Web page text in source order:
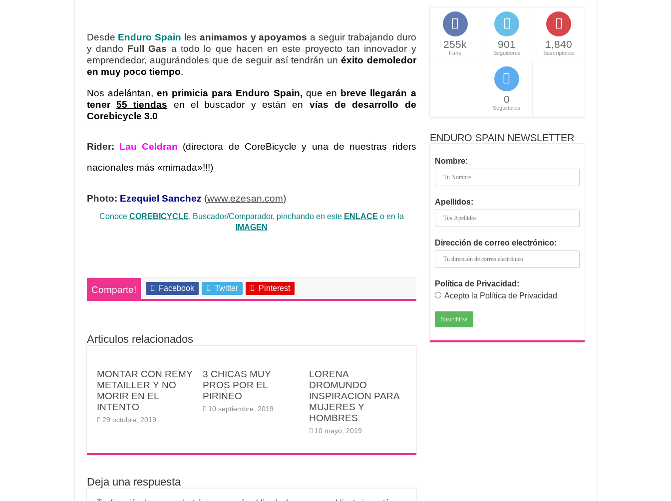
Desde Enduro Spain les animamos y apoyamos a seguir trabajando duro
y dando Full Gas a todo lo que hacen en este proyecto tan innovador y
emprendedor, augurándoles que de seguir así tendrán unéxito demoledor
en muy poco tiempo.
Nos adelántan, en primicia para Enduro Spain, que en breve llegarán a
tener 55 tiendas en el buscador y están en vías de desarrollo de
Corebicycle 3.0
Rider: Lau Celdran (directora de CoreBicycle y una de nuestras riders
nacionales más «mimada»!!!)
Photo: Ezequiel Sanchez (www.ezesan.com)
Conoce COREBICYCLE, Buscador/Comparador, pinchando en este ENLACE o en la
IMAGEN
Comparte! Facebook Twitter Pinterest
Articulos relacionados
MONTAR CON REMY
METAILLER Y NO
MORIR EN EL
INTENTO
29 octubre, 2019
3 CHICAS MUY
PROS POR EL
PIRINEO
10 septiembre, 2019
LORENA
DROMUNDO
INSPIRACION PARA
MUJERES Y
HOMBRES
10 mayo, 2019
Deja una respuesta
255k
Fans
901
Seguidores
1,840
Suscriptores
0
Seguidores
ENDURO SPAIN NEWSLETTER
Nombre:
Apellidos:
Dirección de correo electrónico:
Política de Privacidad:
Acepto la Política de Privacidad